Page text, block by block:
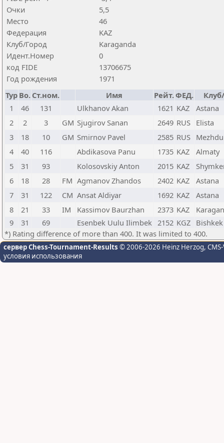
Очки
5,5
Место
46
Федерация
KAZ
Клуб/Город
Karaganda
Идент.Номер
0
код FIDE
13706675
Год рождения
1971
Тур Bo. Ст.ном. Имя Рейт.ФЕД.
1
46 131 Ulkhanov Akan 1621 KAZ
Astana
2
2 3 GM Sjugirov Sanan 2649 RUS Elista
3
18 10 GM Smirnov Pavel 2585 RUS
4
40 116 Abdikasova Panu 1735 KAZ
Almaty
5
31 93 Kolosovskiy Anton 2015 KAZ
6
18 28 FM Agmanov Zhandos 2402 KAZ
Astana
7
31 122 CM Ansat Aldiyar 1692 KAZ
Astana
8
21 33 IM Kassimov Baurzhan 2373 KAZ
9
31 69 Esenbek Uulu Ilimbek 2152 KGZ Bishkek
*) Rating difference of more than 400. It was limited to 400.
сервер Chess-Tournament-Results © 2006-2026 Heinz Herzog,
условия использования